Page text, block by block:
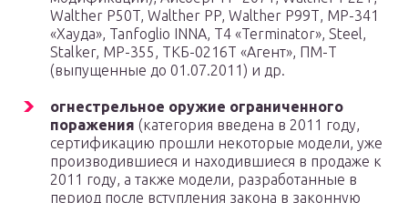
Walther P50T, Walther PP, Walther Р99Т, МР-341
«Хауда», Tanfoglio INNA, Т4 «Terminator», Steel,
Stalker, МР-355, ТКБ-0216Т «Агент», ПМ-Т
(выпущенные до 01.07.2011) и др.
огнестрельное оружие ограниченного
поражения (категория введена в 2011 году,
сертификацию прошли некоторые модели, уже
производившиеся и находившиеся в продаже к
2011 году, а также модели, разработанные в
период после вступления закона в законную